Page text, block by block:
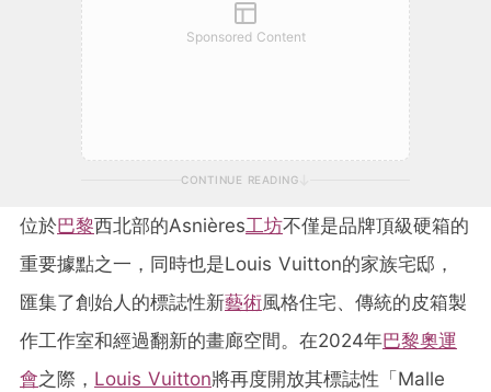
Sponsored Content
CONTINUE READING
位於巴黎西北部的Asnières工坊不僅是品牌頂級硬箱的
重要據點之一，同時也是Louis Vuitton的家族宅邸，
匯集了創始人的標誌性新藝術風格住宅、傳統的皮箱製
作工作室和經過翻新的畫廊空間。在2024年巴黎奧運
會之際， Louis Vuitton將再度開放其標誌性「Malle